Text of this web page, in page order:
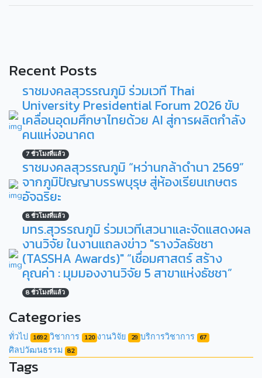
Recent Posts
ราชมงคลสุวรรณภูมิ ร่วมเวที Thai
University Presidential Forum 2026 ขับ
เคลื่อนอุดมศึกษาไทยด้วย AI สู่การผลิตกำลัง
คนแห่งอนาคต
7 ชั่วโมงที่แล้ว
ราชมงคลสุวรรณภูมิ “หว่านกล้าดำนา 2569”
จากภูมิปัญญาบรรพบุรุษ สู่ห้องเรียนเกษตร
อัจฉริยะ
8 ชั่วโมงที่แล้ว
มทร.สุวรรณภูมิ ร่วมเวทีเสวนาและจัดแสดงผล
งานวิจัย ในงานแถลงข่าว "รางวัลธัชชา
(TASSHA Awards)" “เชื่อมศาสตร์ สร้าง
คุณค่า : มุมมองงานวิจัย 5 สาขาแห่งธัชชา”
8 ชั่วโมงที่แล้ว
Categories
ทั่วไป 1692 วิชาการ 120 งานวิจัย 29 บริการวิชาการ 67
ศิลปวัฒนธรรม 82
Tags